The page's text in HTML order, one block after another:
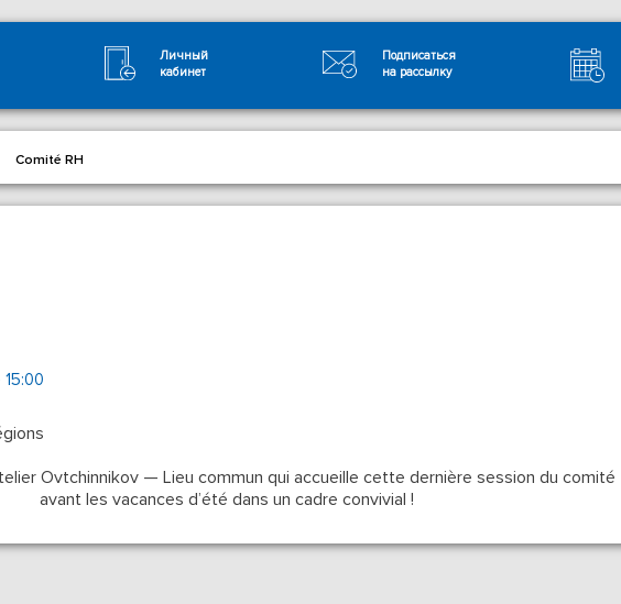
Личный
кабинет
Подписаться
на рассылку
Comité RH
15:00
Ovtchinnikov — Lieu commun qui accueille cette dernière session du comité
avant les vacances d’été dans un cadre convivial !